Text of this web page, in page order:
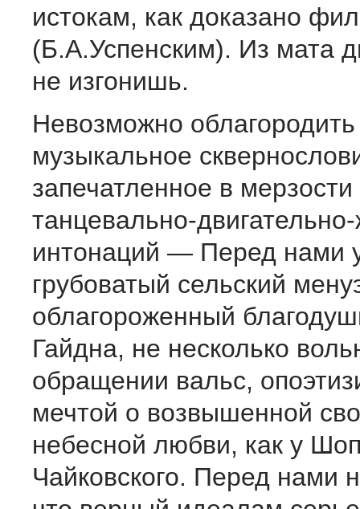
истокам, как доказано
(Б.А.Успенским). Из мата
не изгонишь.
Невозможно
музыкальное
запечатленное в
танцевально-
интонаций — Перед нами
грубоватый сельский
облагороженный
Гайдна, не несколько
обращении вальс,
мечтой о возвышенной
небесной любви, как у
Чайковского. Перед нами